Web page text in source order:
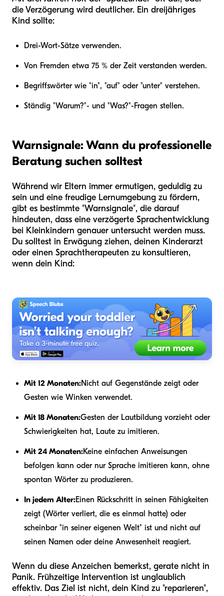
die Verzögerung wird deutlicher. Ein dreijähriges
Kind sollte:
Drei-Wort-Sätze verwenden.
Von Fremden etwa 75 % der Zeit verstanden werden.
Begriffswörter wie "in", "auf" oder "unter" verstehen.
Ständig "Warum?"- und "Was?"-Fragen stellen.
Warnsignale: Wann du professionelle
Beratung suchen solltest
Während wir Eltern immer ermutigen, geduldig zu
sein und eine freudige Lernumgebung zu fördern,
gibt es bestimmte "Warnsignale", die darauf
hindeuten, dass eine verzögerte Sprachentwicklung
bei Kleinkindern genauer untersucht werden muss.
Du solltest in Erwägung ziehen, deinen Kinderarzt
oder einen Sprachtherapeuten zu konsultieren,
wenn dein Kind:
Mit 12 Monaten:Nicht auf Gegenstände zeigt oder
Gesten wie Winken verwendet.
Mit 18 Monaten:Gesten der Lautbildung vorzieht oder
Schwierigkeiten hat, Laute zu imitieren.
Mit 24 Monaten:Keine einfachen Anweisungen
befolgen kann oder nur Sprache imitieren kann, ohne
spontan Wörter zu produzieren.
In jedem Alter:Einen Rückschritt in seinen Fähigkeiten
zeigt (Wörter verliert, die es einmal hatte) oder
scheinbar "in seiner eigenen Welt" ist und nicht auf
seinen Namen oder deine Anwesenheit reagiert.
Wenn du diese Anzeichen bemerkst, gerate nicht in
Panik. Frühzeitige Intervention ist unglaublich
effektiv. Das Ziel ist nicht, dein Kind zu "reparieren",